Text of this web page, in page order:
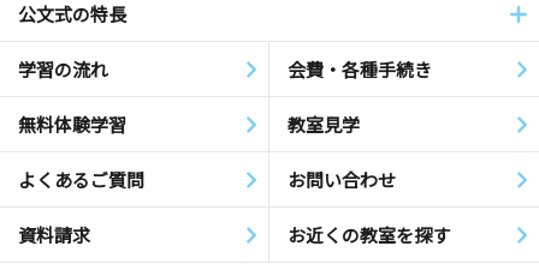
公文式の特長
学習の流れ 会費・各種手続き
無料体験学習 教室見学
よくあるご質問 お問い合わせ
資料請求 お近くの教室を探す